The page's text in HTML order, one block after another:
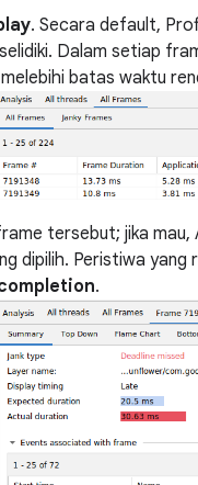
. Secara default,
Dalam setiap
batas waktu
tersebut; jika mau,
dipilih. Peristiwa yang
.